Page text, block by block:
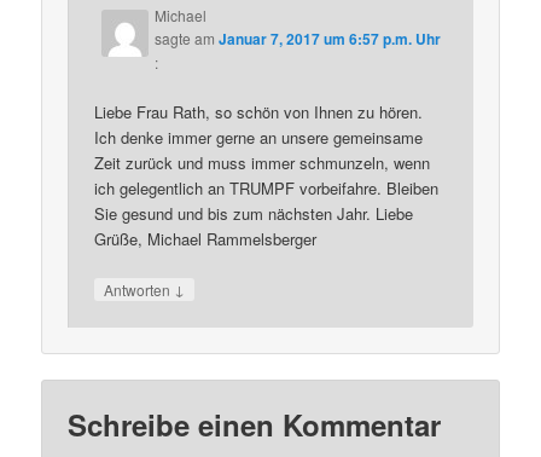
Michael
sagte amJanuar 7, 2017 um 6:57 p.m. Uhr
:
Liebe Frau Rath, so schön von Ihnen zu hören.
Ich denke immer gerne an unsere gemeinsame
Zeit zurück und muss immer schmunzeln, wenn
ich gelegentlich an TRUMPF vorbeifahre. Bleiben
Sie gesund und bis zum nächsten Jahr. Liebe
Grüße, Michael Rammelsberger
Antworten ↓
Schreibe einen Kommentar